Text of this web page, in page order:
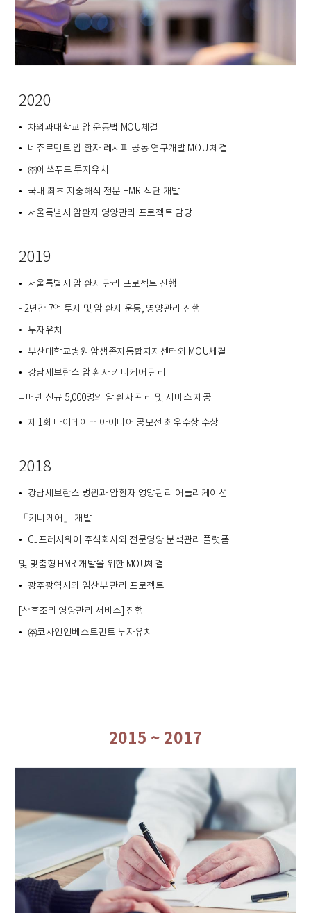
2020
• 차의과대학교 암 운동법 MOU체결
• 네츄르먼트 암 환자 레시피 공동 연구개발 MOU 체결
• ㈜에쓰푸드 투자유치
• 국내 최초 지중해식 전문 HMR 식단 개발
• 서울특별시 암환자 영양관리 프로젝트 담당
2019
• 서울특별시 암 환자 관리 프로젝트 진행
- 2년간 7억 투자 및 암 환자 운동, 영양관리 진행
• 투자유치
• 부산대학교병원 암생존자통합지지센터와 MOU체결
• 강남세브란스 암 환자 키니케어 관리
– 매년 신규 5,000명의 암환자 관리 및 서비스 제공
• 제 1회 마이데이터 아이디어 공모전 최우수상 수상
2018
• 강남세브란스 병원과 암환자 영양관리 어플리케이션
「키니케어」 개발
• CJ프레시웨이 주식회사와 전문영양 분석관리 플랫폼
및 맞춤형 HMR 개발을 위한 MOU체결
• 광주광역시와 임산부 관리 프로젝트
산후조리 영양관리 서비스] 진행
• ㈜코사인인베스트먼트 투자유치
2015 ~ 2017